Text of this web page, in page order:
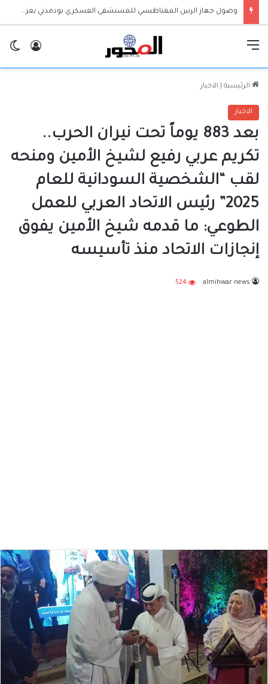
الرئيسية الاخبار
الاخبار
بعد 883 يوماً تحت نيران الحرب..
تكريم عربي رفيع لشيخ الأمين ومنحه
لقب “الشخصية السودانية للعام
2025” رئيس الاتحاد العربي للعمل
الطوعي: ما قدمه شيخ الأمين يفوق
إنجازات الاتحاد منذ تأسيسه
almihwar news
524